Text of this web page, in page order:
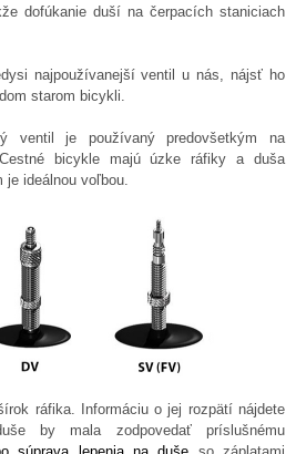
dofúkanie duší na čerpacích staniciach
najpoužívanejší ventil u nás, nájsť ho
starom bicykli.
ventil je používaný predovšetkým na
bicykle majú úzke ráfiky a duša
ideálnou voľbou.
ráfika. Informáciu o jej rozpätí nájdete
by mala zodpovedať príslušnému